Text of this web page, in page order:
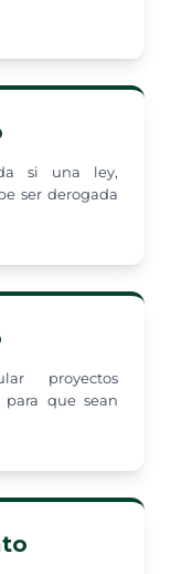
si una ley,
ser derogada
proyectos
que sean